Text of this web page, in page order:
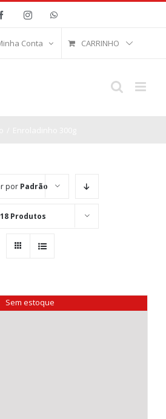
FacebookInstagramWhatsApp
Conta CARRINHO
por Padrão
18 Produtos
Sem estoque